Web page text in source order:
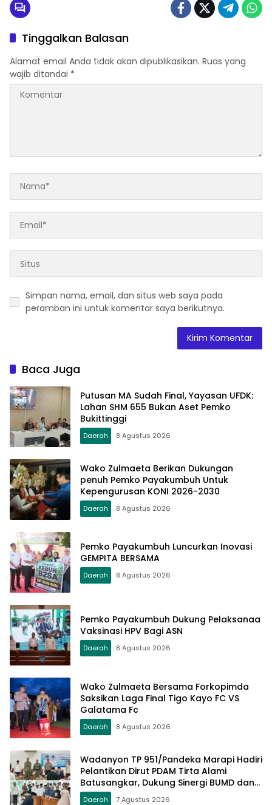
Tinggalkan Balasan
Alamat email Anda tidak akan dipublikasikan. Ruas yang
wajib ditandai *
Simpan nama, email, dan situs web saya pada
peramban ini untuk komentar saya berikutnya.
Baca Juga
Putusan MA Sudah Final, Yayasan UFDK:
Lahan SHM 655 Bukan Aset Pemko
Bukittinggi
Daerah 8 Agustus 2026
Wako Zulmaeta Berikan Dukungan
penuh Pemko Payakumbuh Untuk
Kepengurusan KONI 2026-2030
Daerah 8 Agustus 2026
Pemko Payakumbuh Luncurkan Inovasi
GEMPITA BERSAMA
Daerah 8 Agustus 2026
Pemko Payakumbuh Dukung Pelaksanaa
Vaksinasi HPV Bagi ASN
Daerah 8 Agustus 2026
Wako Zulmaeta Bersama Forkopimda
Saksikan Laga Final Tigo Kayo FC VS
Galatama Fc
Daerah 8 Agustus 2026
Wadanyon TP 951/Pandeka Marapi Hadiri
Pelantikan Dirut PDAM Tirta Alami
Batusangkar, Dukung Sinergi BUMD dan
Keamanan Daerah
Daerah 7 Agustus 2026